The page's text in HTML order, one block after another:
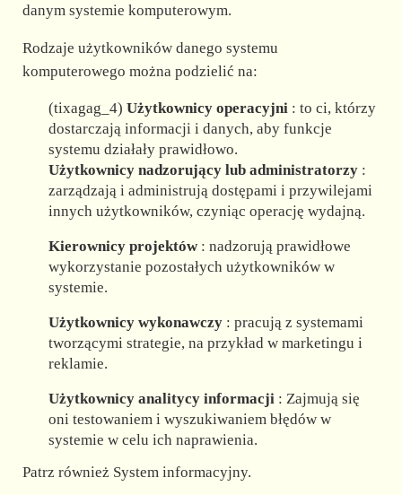
danym systemie komputerowym.
Rodzaje użytkowników danego systemu
komputerowego można podzielić na:
(tixagag_4)Użytkownicy operacyjni : to ci, którzy
dostarczają informacji i danych, aby funkcje
systemu działały prawidłowo.
Użytkownicy nadzorujący lub administratorzy :
zarządzają i administrują dostępami i przywilejami
innych użytkowników, czyniąc operację wydajną.
Kierownicy projektów : nadzorują prawidłowe
wykorzystanie pozostałych użytkowników w
systemie.
Użytkownicy wykonawczy : pracują z systemami
tworzącymi strategie, na przykład w marketingu i
reklamie.
Użytkownicy analitycy informacji : Zajmują się
oni testowaniem i wyszukiwaniem błędów w
systemie w celu ich naprawienia.
Patrz również System informacyjny.